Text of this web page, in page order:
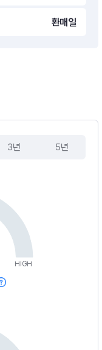
환매일
3년 5년
HIGH